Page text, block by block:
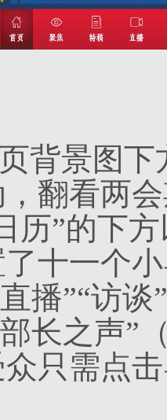
背景图下
翻看两
历”的下
十一个
播”“访谈
长之声”
只需点